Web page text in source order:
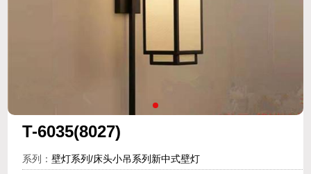
T-6035(8027)
系列： 壁灯系列/床头小吊系列新中式壁灯